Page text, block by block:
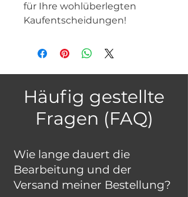
für Ihre wohlüberlegten
Kaufentscheidungen!
Häufig gestellte
Fragen (FAQ)
Wie lange dauert die
Bearbeitung und der
Versand meiner Bestellung?